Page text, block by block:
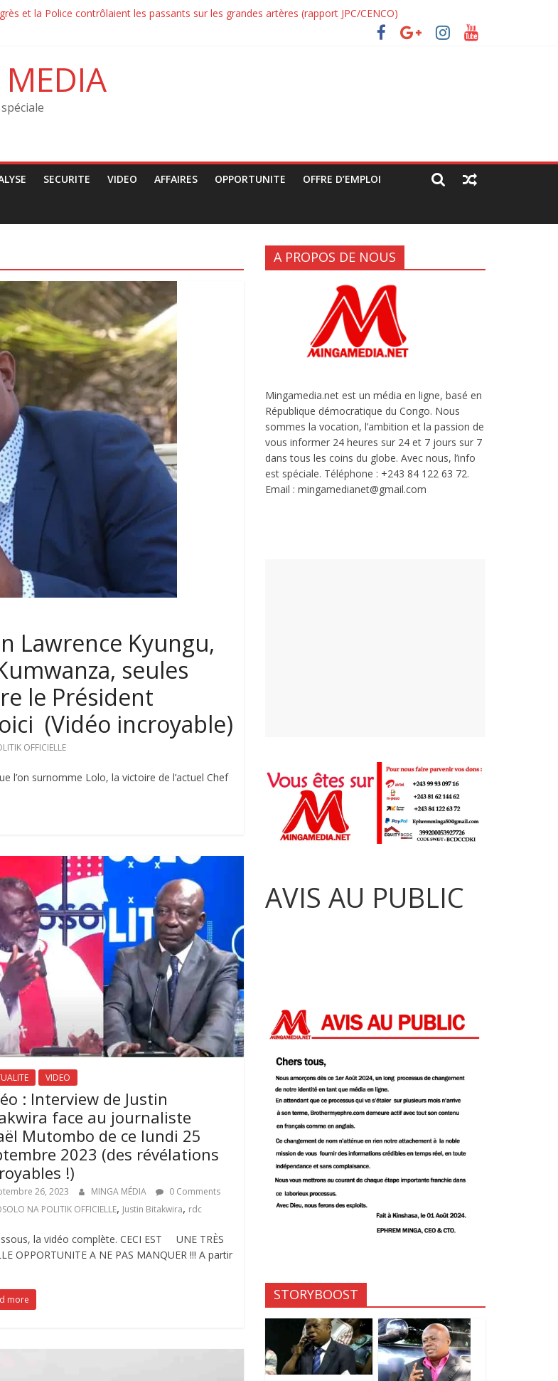
et la Police ont échangé des jets de pierre avec les manifestants de C64 (rapport JPC/CENCO)
et la Police contrôlaient les passants sur les grandes artères (rapport JPC/CENCO)
par des retrocommissions‎‎
SECURITE VIDEO AFFAIRES OPPORTUNITE OFFRE D’EMPLOI
Lawrence Kyungu,
seules
le Président
(Vidéo incroyable)
OFFICIELLE
l’on surnomme Lolo, la victoire de l’actuel Chef
VIDEO
: Interview de Justin
face au journaliste
Mutombo de ce lundi 25
2023 (des révélations
!)
26, 2023 MINGA MÉDIA
0 Comments
NA POLITIK OFFICIELLE, Justin Bitakwira, rdc
la vidéo complète. CECI EST UNE TRÈS
OPPORTUNITE A NE PAS MANQUER !!! A partir
more
A PROPOS DE NOUS
Mingamedia.net est un média en ligne, basé en
République démocratique du Congo. Nous
sommes la vocation, l’ambition et la passion de
vous informer 24 heures sur 24 et 7 jours sur 7
dans tous les coins du globe. Avec nous, l’info
est spéciale. Téléphone : +243 84 122 63 72.
Email : mingamedianet@gmail.com
AVIS AU PUBLIC
STORYBOOST